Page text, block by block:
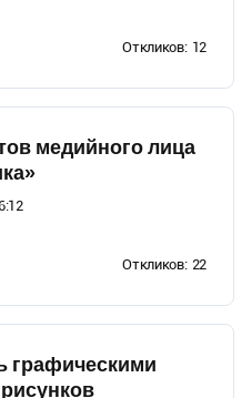
Откликов: 12
медийного лица
Откликов: 22
графическими